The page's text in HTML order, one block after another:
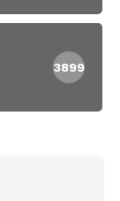
3899